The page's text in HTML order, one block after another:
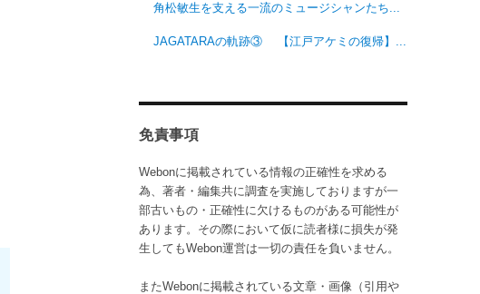
角松敏生を支える一流のミュージシャンたち...
JAGATARAの軌跡③ 【江戸アケミの復帰】...
免責事項
Webonに掲載されている情報の正確性を求める
為、著者・編集共に調査を実施しておりますが一
部古いもの・正確性に欠けるものがある可能性が
あります。その際において仮に読者様に損失が発
生してもWebon運営は一切の責任を負いません。
またWebonに掲載されている文章・画像（引用や